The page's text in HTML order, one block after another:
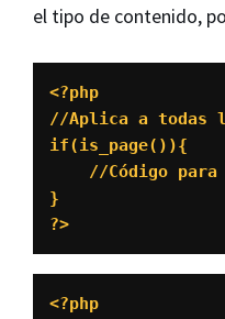
el tipo de contenido,
<?php
//Aplica a todas
if(is_page()){
}
?>
<?php